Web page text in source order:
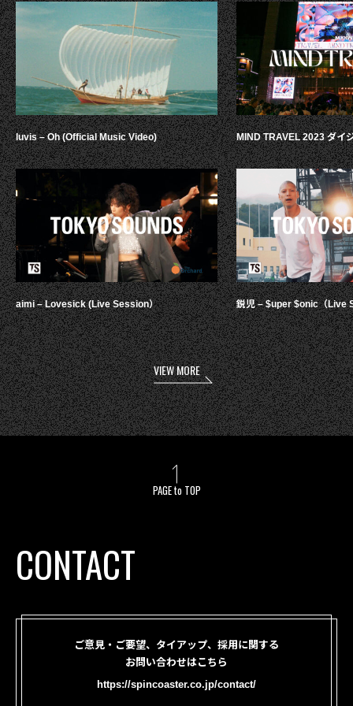
luvis – Oh (Official Music Video)
aimi – Lovesick (Live Session）
MIND TRAVEL 2023 ダイ
鋭児 – $uper $onic（Live
VIEW MORE
PAGE to TOP
CONTACT
ご意見・ご要望、タイアップ、採用に関する
お問い合わせはこちら
https://spincoaster.co.jp/contact/